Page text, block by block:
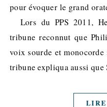
pour évoquer le grand
Lors du PPS 2011,
tribune reconnut que
voix sourde et
tribune expliqua aussi